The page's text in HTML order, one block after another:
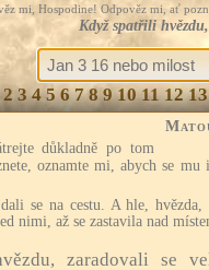
mi, Hospodine! Odpověz mi, ať
Když spatřili
2 3 4 5 6 7 8 9 10 11 12 13
důkladně po tom
oznamte mi, abych se mu
se na cestu. A hle, hvězda,
nimi, až se zastavila nad
zaradovali se